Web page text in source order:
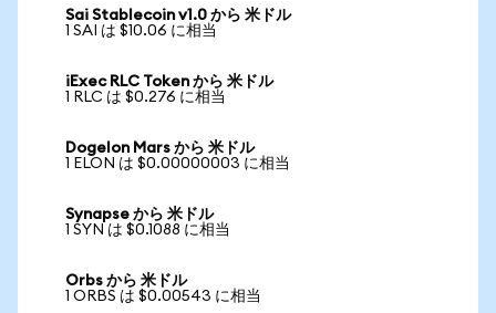
Sai Stablecoin v1.0 から 米ドル
1 SAI は $10.06 に相当
iExec RLC Token から 米ドル
1 RLC は $0.276 に相当
Dogelon Mars から 米ドル
1 ELON は $0.00000003 に相当
Synapse から 米ドル
1 SYN は $0.1088 に相当
Orbs から 米ドル
1 ORBS は $0.00543 に相当